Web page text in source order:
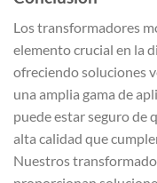
Los transformadores
elemento crucial en la
ofreciendo soluciones
una amplia gama de
puede estar seguro de
alta calidad que
Nuestros